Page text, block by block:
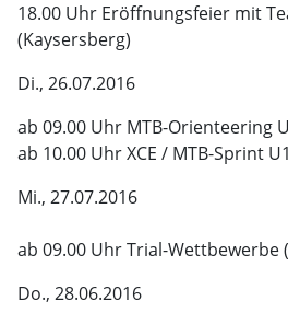
18.00 Uhr Eröffnungsfeier mit
(Kaysersberg)
Di., 26.07.2016
ab 09.00 Uhr MTB-Orienteering
ab 10.00 Uhr XCE / MTB-Sprint
Mi., 27.07.2016
ab 09.00 Uhr Trial-Wettbewerbe
Do., 28.06.2016